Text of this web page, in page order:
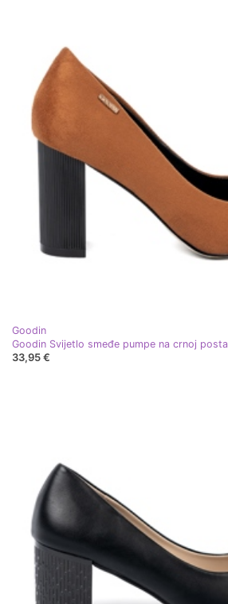
Goodin
Goodin Svijetlo smeđe pumpe na crnoj posta
33,95 €